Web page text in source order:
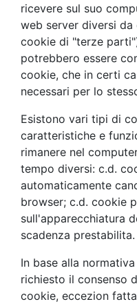
ricevere sul suo
web server diversi
cookie di "terze
potrebbero essere
cookie, che in certi
necessari per lo
Esistono vari tipi di
caratteristiche e
rimanere nel
tempo diversi: c.d.
automaticamente
browser; c.d. cookie
sull'apparecchiatura
scadenza prestabilita.
In base alla
richiesto il consenso
cookie, eccezion